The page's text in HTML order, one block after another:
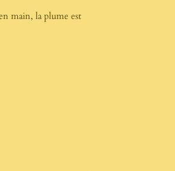
main, la plume est